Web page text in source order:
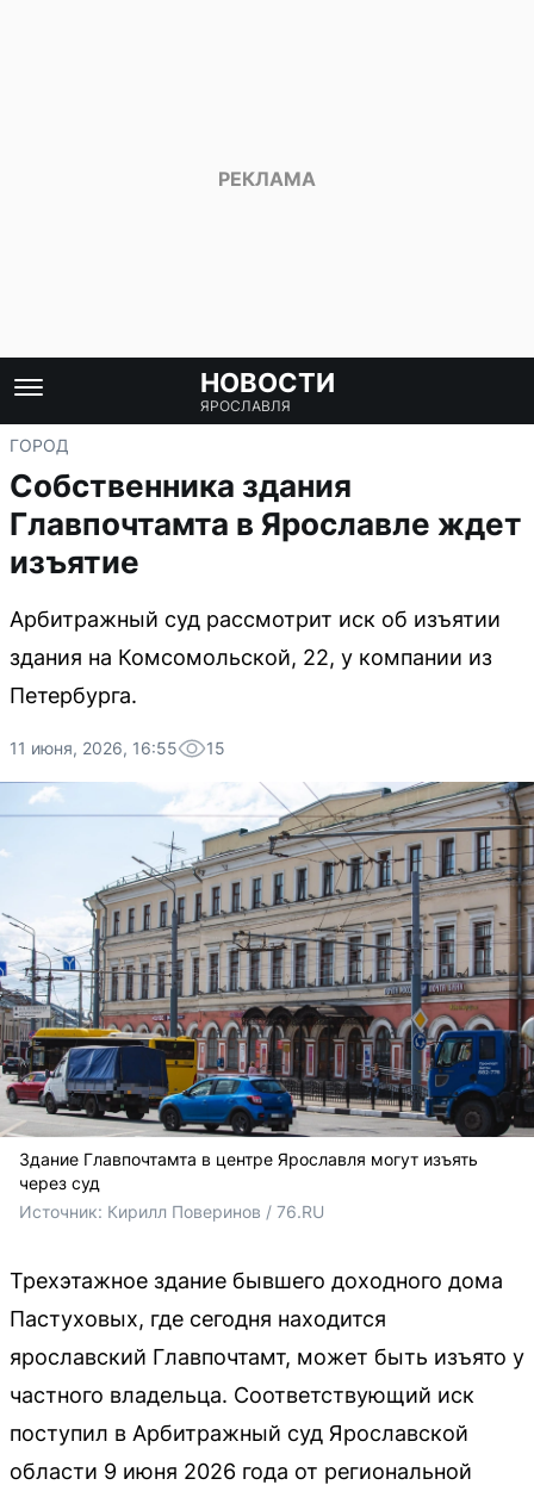
НОВОСТИ
ЯРОСЛАВЛЯ
ГОРОД
Собственника здания
Главпочтамта в Ярославле ждет
изъятие
Арбитражный суд рассмотрит иск об изъятии
здания на Комсомольской, 22, у компании из
Петербурга.
11 июня, 2026, 16:55 15
Здание Главпочтамта в центре Ярославля могут изъять
через суд
Источник: Кирилл Поверинов / 76.RU
Трехэтажное здание бывшего доходного дома
Пастуховых, где сегодня находится
ярославский Главпочтамт, может быть изъято у
частного владельца. Соответствующий иск
поступил в Арбитражный суд Ярославской
области 9 июня 2026 года от региональной